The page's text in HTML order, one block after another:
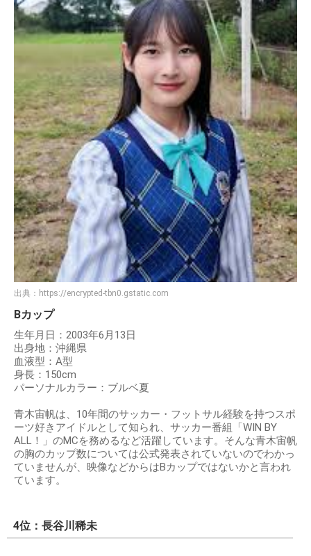
出典： https://encrypted-tbn0.gstatic.com
Bカップ
生年月日：2003年6月13日
出身地：沖縄県
血液型：A型
身長：150cm
パーソナルカラー：ブルベ夏
青木宙帆は、10年間のサッカー・フットサル経験を持つスポ
ーツ好きアイドルとして知られ、サッカー番組「WIN BY
ALL！」のMCを務めるなど活躍しています。そんな青木宙帆
の胸のカップ数については公式発表されていないのでわかっ
ていませんが、映像などからはBカップではないかと言われ
ています。
4位：長谷川稀未